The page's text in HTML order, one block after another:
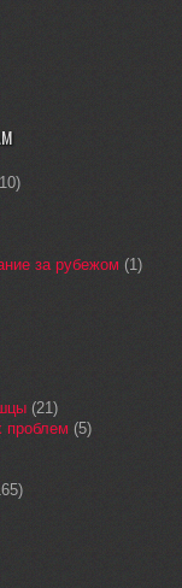
за рубежом (1)
(21)
проблем (5)